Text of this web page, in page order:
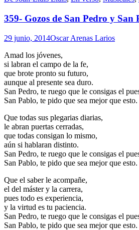
359- Gozos de San Pedro y San
29 junio, 2014Oscar Arenas Larios
Amad los jóvenes,
si labran el campo de la fe,
que brote pronto su futuro,
aunque al presente sea duro.
San Pedro, te ruego que le consigas el
San Pablo, te pido que sea mejor que esto.
Que todas sus plegarias diarias,
le abran puertas cerradas,
que todas consigan lo mismo,
aún si hablaran distinto.
San Pedro, te ruego que le consigas el
San Pablo, te pido que sea mejor que esto.
Que el saber le acompañe,
el del máster y la carrera,
pues todo es experiencia,
y la virtud es tu paciencia.
San Pedro, te ruego que le consigas el
San Pablo, te pido que sea mejor que esto.